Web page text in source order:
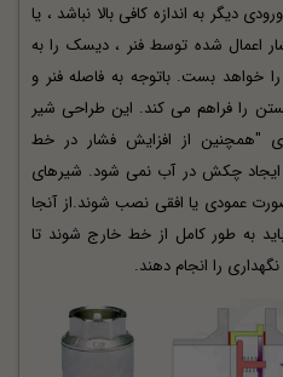
دیگر به اندازه کافی بالا نباشد ، یا
اعمال شده توسط فنر ، دیسک را به
خواهد بست. باتوجه به فاصله فنر و
را فراهم می کند. این طراحی شیر
"همچنین از افزایش فشار در خط
ایجاد چکش در آب نمی شود. شیرهای
عمودی یا افقی نصب شوند.از آنجا
به طور کامل از خط خارج شوند تا
را انجام دهند.